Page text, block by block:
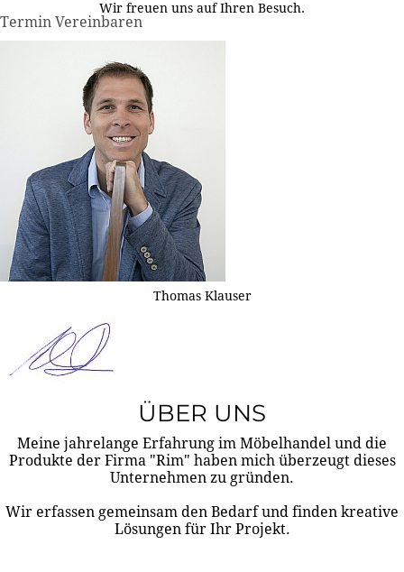
Wir freuen uns auf Ihren Besuch.
Termin Vereinbaren
Thomas Klauser
ÜBER UNS
Meine jahrelange Erfahrung im Möbelhandel und die
Produkte der Firma "Rim" haben mich überzeugt dieses
Unternehmen zu gründen.
Wir erfassen gemeinsam den Bedarf und finden kreative
Lösungen für Ihr Projekt.